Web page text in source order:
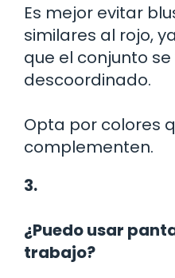
Es mejor evitar
similares al rojo,
que el conjunto se
descoordinado.
Opta por colores
complementen.
3.
¿Puedo usar
trabajo?